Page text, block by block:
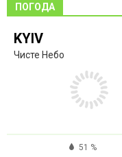
ПОГОДА
KYIV
Чисте Небо
51 %